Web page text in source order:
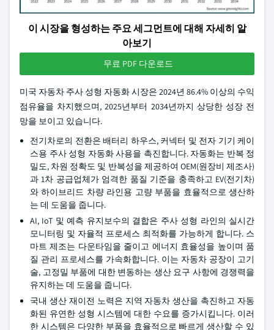
이 시장을 형성하는 주요 세그먼트에 대해 자세히 알
아보기
무료 PDF 다운로드
미국 자동차 주사 성형 자동화 시장은 2024년 86.4% 이상의 수익
점유율을 차지했으며, 2025년부터 2034년까지 상당한 성장 전
망을 보이고 있습니다.
전기차로의 전환은 배터리 하우스, 커넥터 및 전자 기기 케이
스용 주사 성형 자동화 사용을 촉진합니다. 자동화는 반복 정
밀도, 차원 정확도 및 반복성을 제공하여 OEM(원장비 제조사)
과 1차 공급업체가 엄격한 품질 기준을 충족하고 EV(전기차)
와 하이브리드 차량 라인용 고량 부품을 효율적으로 생산하
는 데 도움을 줍니다.
AI, IoT 및 예측 유지보수의 결합은 주사 성형 라인의 실시간
모니터링 및 자율적 프로세스 최적화를 가능하게 합니다. 스
마트 제조는 다운타임을 줄이고 에너지 효율성을 높이며 품
질 관리 프로세스를 가속화합니다. 이는 자동차 공장이 고기
술, 고정밀 부품에 대한 변동하는 생산 요구 사항에 경쟁력을
유지하는 데 도움을 줍니다.
국내 생산 재이전 노력은 지역 자동차 생산을 촉진하고 자동
화된 유연한 성형 시스템에 대한 수요를 증가시킵니다. 이러
한 시스템은 다양한 부품을 효율적으로 빠르게 생산할 수 있